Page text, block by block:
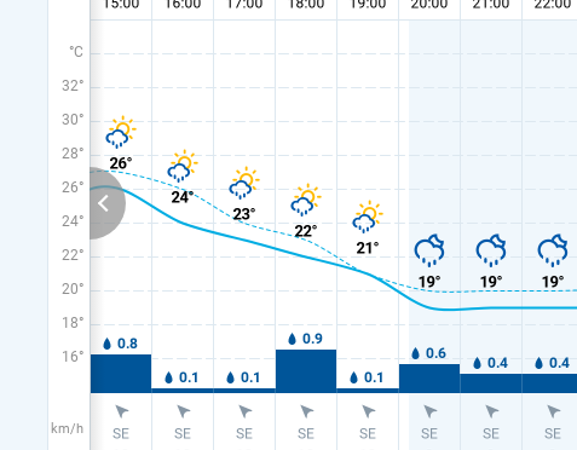
°C
32°
30°
28°
26°
24°
22°
20°
18°
16°
km/h